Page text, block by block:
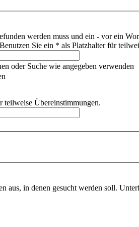
werden muss und ein - vor ein
Sie ein * als Platzhalter für
oder Suche wie angegeben verwenden
teilweise Übereinstimmungen.
aus, in denen gesucht werden soll.